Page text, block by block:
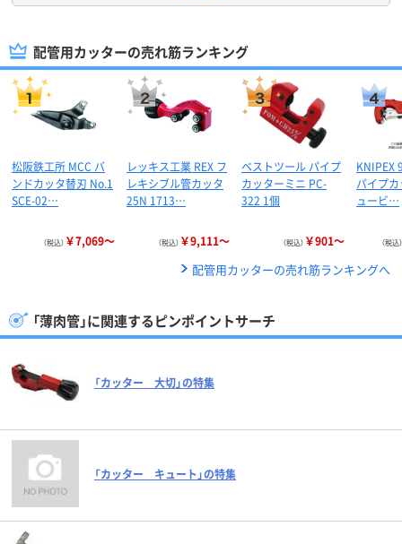
配管用カッターの売れ筋ランキング
松阪鉄工所 MCC バ
ンドカッタ替刃 No.1
SCE-02…
（税込） ￥7,069～
レッキス工業 REX フ
レキシブル管カッタ
25N 1713…
（税込） ￥9,111～
ベストツール パイプ
カッターミニ PC-
322 1個
（税込） ￥901～
KNIPEX
パイプ
ュービ…
（税込）
配管用カッターの売れ筋ランキングへ
「薄肉管」に関連するピンポイントサーチ
「カッター 大切」の特集
「カッター キュート」の特集